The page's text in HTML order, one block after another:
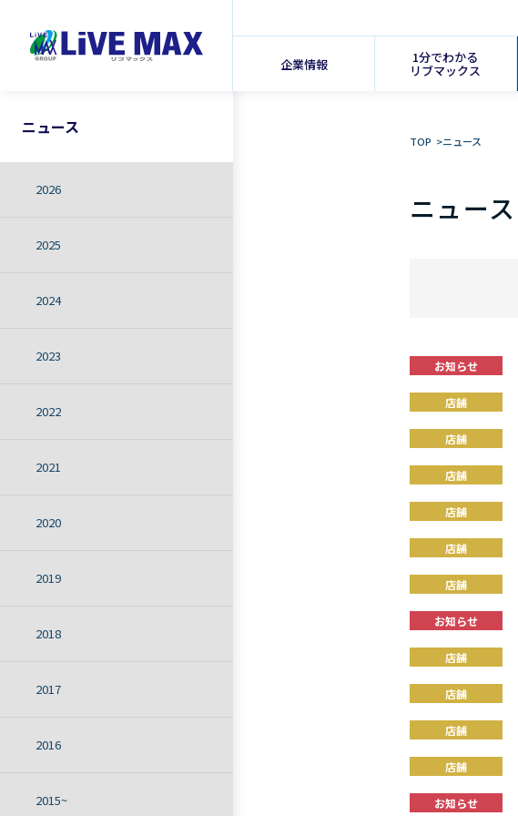
企業情報 1分でわかる
リブマックス
ニュース
2026
2025
2024
2023
2022
2021
2020
2019
2018
2017
2016
2015~
TOP >ニュース
ニュース
お知らせ
店舗
店舗
店舗
店舗
店舗
店舗
お知らせ
店舗
店舗
店舗
店舗
お知らせ